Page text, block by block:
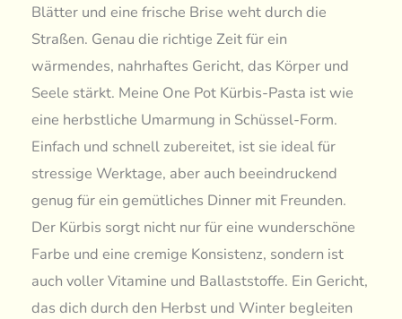
Blätter und eine frische Brise weht durch die
Straßen. Genau die richtige Zeit für ein
wärmendes, nahrhaftes Gericht, das Körper und
Seele stärkt. Meine One Pot Kürbis-Pasta ist wie
eine herbstliche Umarmung in Schüssel-Form.
Einfach und schnell zubereitet, ist sie ideal für
stressige Werktage, aber auch beeindruckend
genug für ein gemütliches Dinner mit Freunden.
Der Kürbis sorgt nicht nur für eine wunderschöne
Farbe und eine cremige Konsistenz, sondern ist
auch voller Vitamine und Ballaststoffe. Ein Gericht,
das dich durch den Herbst und Winter begleiten